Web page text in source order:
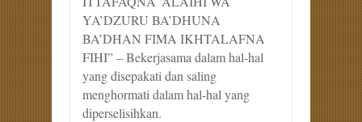
YA’DZURU BA’DHUNA
BA’DHAN FIMA IKHTALAFNA
FIHI” – Bekerjasama dalam hal-hal
yang disepakati dan saling
menghormati dalam hal-hal yang
diperselisihkan.